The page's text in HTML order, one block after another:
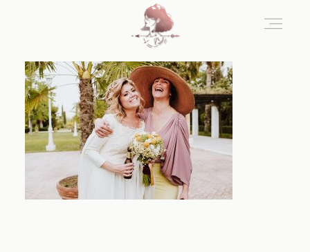
Home
Blog
Sobre Nosotros